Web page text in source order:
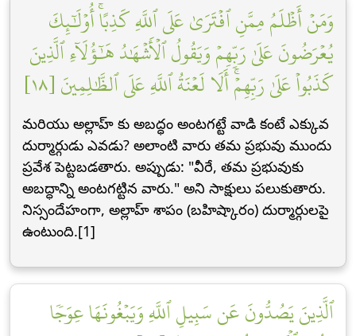
وَمَنۡ أَظۡلَمُ مِمَّنِ ٱفۡتَرَىٰ عَلَى ٱللَّهِ كَذِبًاۚ أُوْلَٰٓئِكَ
يُعۡرَضُونَ عَلَىٰ رَبِّهِمۡ وَيَقُولُ ٱلۡأَشۡهَٰدُ هَٰٓؤُلَآءِ ٱلَّذِينَ
كَذَبُواْ عَلَىٰ رَبِّهِمۡۚ أَلَا لَعۡنَةُ ٱللَّهِ عَلَى ٱلظَّٰلِمِينَ [١٨]
మరియు అల్లాహ్ కు అబద్ధం అంటగట్టే వాడి కంటే ఎక్కువ
దుర్మార్గుడు ఎవడు? అలాంటి వారు తమ ప్రభువు ముందు
ప్రవేశ పెట్టబడతారు. అప్పుడు: "వీరే, తమ ప్రభువుకు
అబద్ధాన్ని అంటగట్టిన వారు." అని సాక్షులు పలుకుతారు.
నిస్సందేహంగా, అల్లాహ్ శాపం (బహిష్కారం) దుర్మార్గులపై
ఉంటుంది.[1]
ٱلَّذِينَ يَصُدُّونَ عَن سَبِيلِ ٱللَّهِ وَيَبۡغُونَهَا عِوَجٗا